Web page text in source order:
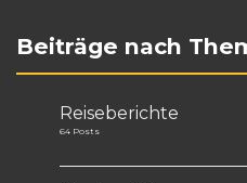
Beiträge nach
Reiseberichte
64 Posts